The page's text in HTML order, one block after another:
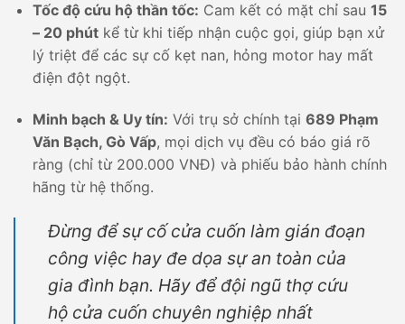
Tốc độ cứu hộ thần tốc: Cam kết có mặt chỉ sau 15
– 20 phútkể từ khi tiếp nhận cuộc gọi, giúp bạn xử
lý triệt để các sự cố kẹt nan, hỏng motor hay mất
điện đột ngột.
Minh bạch & Uy tín: Với trụ sở chính tại 689 Phạm
Văn Bạch, Gò Vấp, mọi dịch vụ đều có báo giá rõ
ràng (chỉ từ 200.000 VNĐ) và phiếu bảo hành chính
hãng từ hệ thống.
Đừng để sự cố cửa cuốn làm gián đoạn
công việc hay đe dọa sự an toàn của
gia đình bạn. Hãy để đội ngũ thợ cứu
hộ cửa cuốn chuyên nghiệp nhất